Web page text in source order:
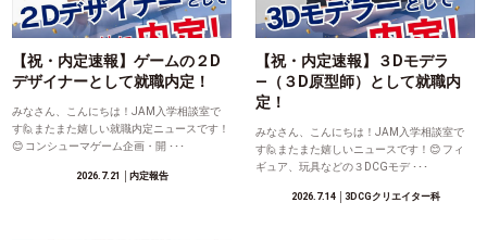
【祝・内定速報】ゲームの２D
デザイナーとして就職内定！
みなさん、こんにちは！JAM入学相談室で
す🙋またまた嬉しい就職内定ニュースです！
😊 コンシューマゲーム企画・開 ･･･
2026.7.21 │内定報告
【祝・内定速報】３Dモデラ
―（３D原型師）として就職内
定！
みなさん、こんにちは！JAM入学相談室で
す🙋またまた嬉しいニュースです！😊 フィ
ギュア、玩具などの３DCGモデ ･･･
2026.7.14│3DCGクリエイター科